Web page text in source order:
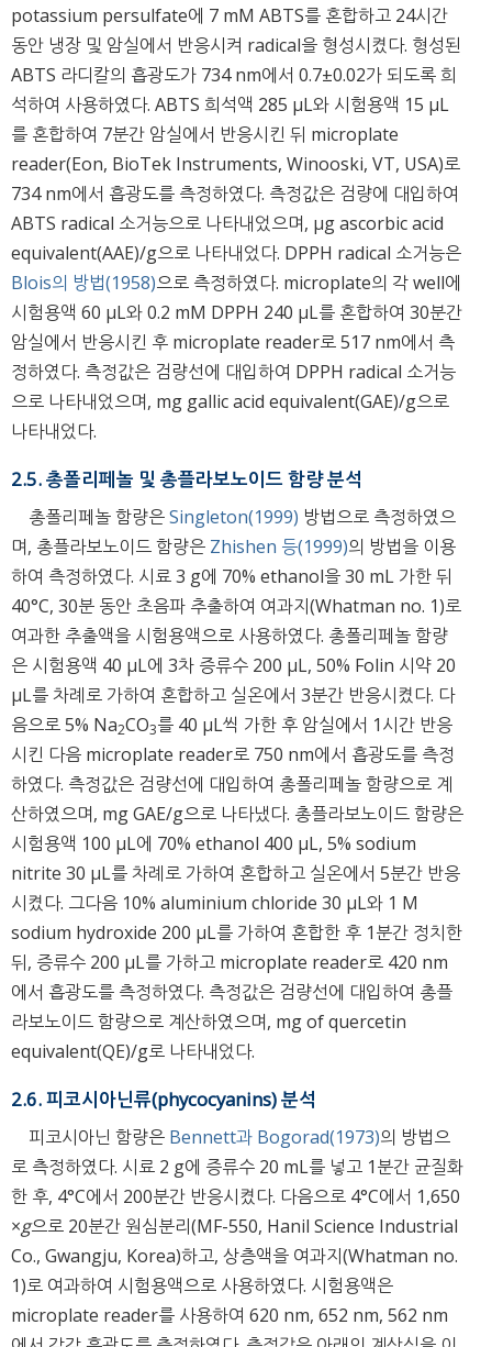
potassium persulfate에 7 mM ABTS를 혼합하고 24시간
동안 냉장 및 암실에서 반응시켜 radical을 형성시켰다. 형성된
ABTS 라디칼의 흡광도가 734 nm에서 0.7±0.02가 되도록 희
석하여 사용하였다. ABTS 희석액 285 μL와 시험용액 15 μL
를 혼합하여 7분간 암실에서 반응시킨 뒤 microplate
reader(Eon, BioTek Instruments, Winooski, VT, USA)로
734 nm에서 흡광도를 측정하였다. 측정값은 검량에 대입하여
ABTS radical 소거능으로 나타내었으며, μg ascorbic acid
equivalent(AAE)/g으로 나타내었다. DPPH radical 소거능은
Blois의 방법(1958)으로 측정하였다. microplate의 각 well에
시험용액 60 μL와 0.2 mM DPPH 240 μL를 혼합하여 30분간
암실에서 반응시킨 후 microplate reader로 517 nm에서 측
정하였다. 측정값은 검량선에 대입하여 DPPH radical 소거능
으로 나타내었으며, mg gallic acid equivalent(GAE)/g으로
나타내었다.
2.5. 총폴리페놀 및 총플라보노이드 함량 분석
총폴리페놀 함량은Singleton(1999) 방법으로 측정하였으
며, 총플라보노이드 함량은 Zhishen 등(1999)의 방법을 이용
하여 측정하였다. 시료 3 g에 70% ethanol을 30 mL 가한 뒤
40°C, 30분 동안 초음파 추출하여 여과지(Whatman no. 1)로
여과한 추출액을 시험용액으로 사용하였다. 총폴리페놀 함량
은 시험용액 40 μL에 3차 증류수 200 μL, 50% Folin 시약 20
μL를 차례로 가하여 혼합하고 실온에서 3분간 반응시켰다. 다
음으로 5% Na2CO3를 40 μL씩 가한 후 암실에서 1시간 반응
시킨 다음 microplate reader로 750 nm에서 흡광도를 측정
하였다. 측정값은 검량선에 대입하여 총폴리페놀 함량으로 계
산하였으며, mg GAE/g으로 나타냈다. 총플라보노이드 함량은
시험용액 100 μL에 70% ethanol 400 μL, 5% sodium
nitrite 30 μL를 차례로 가하여 혼합하고 실온에서 5분간 반응
시켰다. 그다음 10% aluminium chloride 30 μL와 1 M
sodium hydroxide 200 μL를 가하여 혼합한 후 1분간 정치한
뒤, 증류수 200 μL를 가하고 microplate reader로 420 nm
에서 흡광도를 측정하였다. 측정값은 검량선에 대입하여 총플
라보노이드 함량으로 계산하였으며, mg of quercetin
equivalent(QE)/g로 나타내었다.
2.6. 피코시아닌류(phycocyanins) 분석
피코시아닌 함량은 Bennett과 Bogorad(1973)의 방법으
로 측정하였다. 시료 2 g에 증류수 20 mL를 넣고 1분간 균질화
한 후, 4°C에서 200분간 반응시켰다. 다음으로 4°C에서 1,650
×g으로 20분간 원심분리(MF-550, Hanil Science Industrial
Co., Gwangju, Korea)하고, 상층액을 여과지(Whatman no.
1)로 여과하여 시험용액으로 사용하였다. 시험용액은
microplate reader를 사용하여 620 nm, 652 nm, 562 nm